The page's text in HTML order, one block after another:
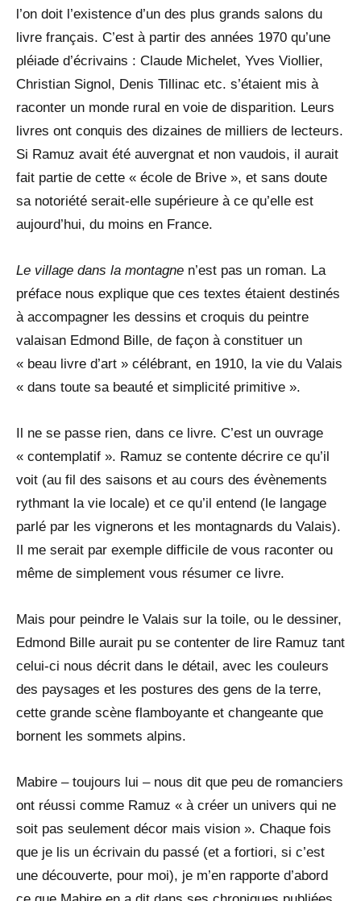
l’on doit l’existence d’un des plus grands salons du
livre français. C’est à partir des années 1970 qu’une
pléiade d’écrivains : Claude Michelet, Yves Viollier,
Christian Signol, Denis Tillinac etc. s’étaient mis à
raconter un monde rural en voie de disparition. Leurs
livres ont conquis des dizaines de milliers de lecteurs.
Si Ramuz avait été auvergnat et non vaudois, il aurait
fait partie de cette « école de Brive », et sans doute
sa notoriété serait-elle supérieure à ce qu’elle est
aujourd’hui, du moins en France.
Le village dans la montagne n’est pas un roman. La
préface nous explique que ces textes étaient destinés
à accompagner les dessins et croquis du peintre
valaisan Edmond Bille, de façon à constituer un
« beau livre d’art » célébrant, en 1910, la vie du Valais
« dans toute sa beauté et simplicité primitive ».
Il ne se passe rien, dans ce livre. C’est un ouvrage
« contemplatif ». Ramuz se contente décrire ce qu’il
voit (au fil des saisons et au cours des évènements
rythmant la vie locale) et ce qu’il entend (le langage
parlé par les vignerons et les montagnards du Valais).
Il me serait par exemple difficile de vous raconter ou
même de simplement vous résumer ce livre.
Mais pour peindre le Valais sur la toile, ou le dessiner,
Edmond Bille aurait pu se contenter de lire Ramuz tant
celui-ci nous décrit dans le détail, avec les couleurs
des paysages et les postures des gens de la terre,
cette grande scène flamboyante et changeante que
bornent les sommets alpins.
Mabire – toujours lui – nous dit que peu de romanciers
ont réussi comme Ramuz « à créer un univers qui ne
soit pas seulement décor mais vision ». Chaque fois
que je lis un écrivain du passé (et a fortiori, si c’est
une découverte, pour moi), je m’en rapporte d’abord